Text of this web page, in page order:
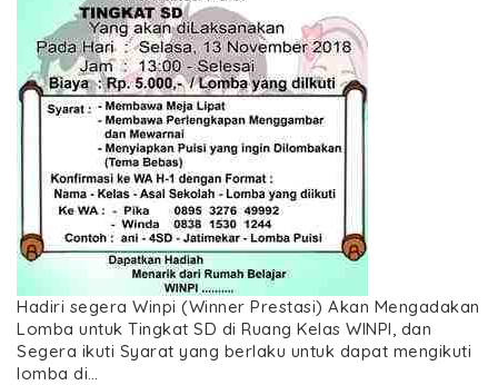
Hadiri segera Winpi (Winner Prestasi) Akan Mengadakan
Lomba untuk Tingkat SD di Ruang Kelas WINPI, dan
Segera ikuti Syarat yang berlaku untuk dapat mengikuti
lomba di…